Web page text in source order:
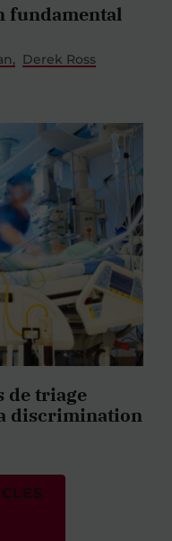
fundamental
Derek Ross
de triage
discrimination